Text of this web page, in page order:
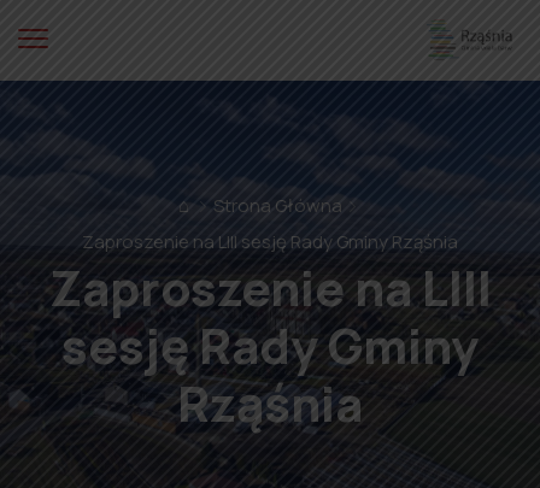
⌂
Strona Główna
Zaproszenie na LIII sesję Rady Gminy Rząśnia
Zaproszenie na LIII
sesję Rady Gminy
Rząśnia